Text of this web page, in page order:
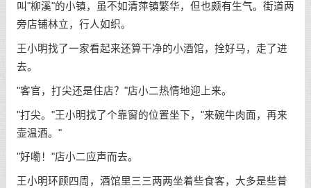
叫"柳溪"的小镇，虽不如清萍镇繁华，但也颇有生气。街道两
旁店铺林立，行人如织。
王小明找了一家看起来还算干净的小酒馆，拴好马，走了进
去。
"客官，打尖还是住店？"店小二热情地迎上来。
"打尖。"王小明找了个靠窗的位置坐下，"来碗牛肉面，再来
壶温酒。"
"好嘞！"店小二应声而去。
王小明环顾四周，酒馆里三三两两坐着些食客，大多是些普